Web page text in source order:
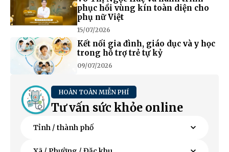
phục hồi vùng kín toàn diện cho
phụ nữ Việt
15/07/2026
Kết nối gia đình, giáo dục và y học
trong hỗ trợ trẻ tự kỷ
09/07/2026
HOÀN TOÀN MIỄN PHÍ
Tư vấn sức khỏe online